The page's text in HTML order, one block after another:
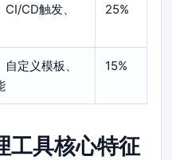
CD触发、
25%
定义模板、
15%
工具核心特征